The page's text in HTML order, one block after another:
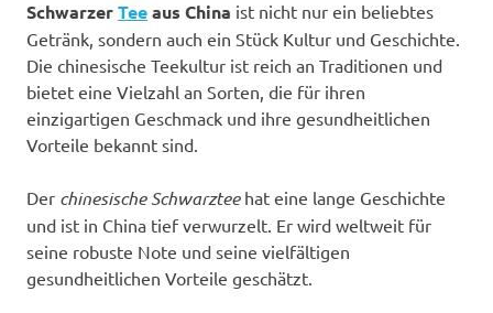
SchwarzerTeeaus China ist nicht nur ein beliebtes
Getränk, sondern auch ein Stück Kultur und Geschichte.
Die chinesische Teekultur ist reich an Traditionen und
bietet eine Vielzahl an Sorten, die für ihren
einzigartigen Geschmack und ihre gesundheitlichen
Vorteile bekannt sind.
Der chinesische Schwarzteehat eine lange Geschichte
und ist in China tief verwurzelt. Er wird weltweit für
seine robuste Note und seine vielfältigen
gesundheitlichen Vorteile geschätzt.